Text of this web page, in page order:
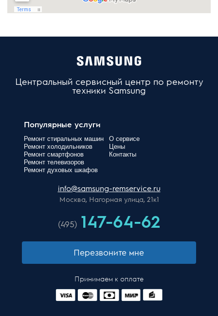
Центральный сервисный центр по ремонту
техники Samsung
Популярные услуги
Ремонт стиральных машин
Ремонт холодильников
Ремонт смартфонов
Ремонт телевизоров
Ремонт духовых шкафов
О сервисе
Цены
Контакты
Москва, Нагорная улица, 21к1
info@samsung-remservice.ru
(495)147-64-62
Перезвоните мне
Принимаем к оплате